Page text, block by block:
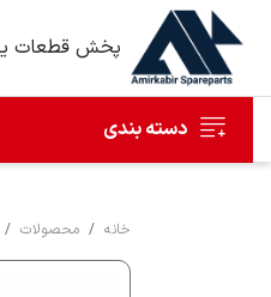
پخش قطعات
دسته بندی
خانه محصولات